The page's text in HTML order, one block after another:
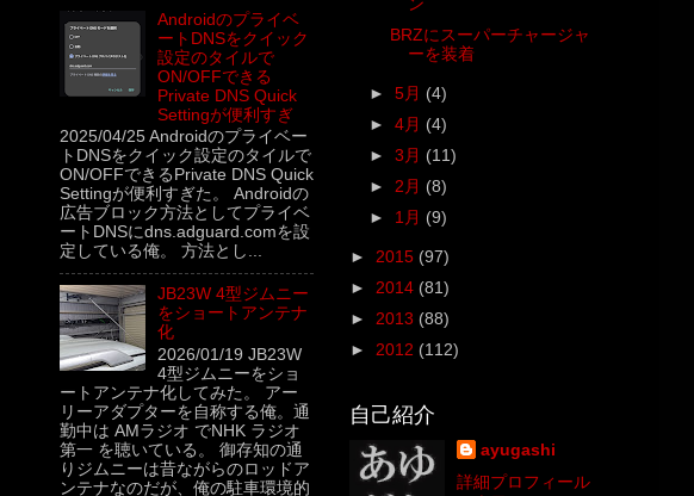
Androidのプライベ
ートDNSをクイック
設定のタイルで
ON/OFFできる
Private DNS Quick
Settingが便利すぎ
2025/04/25 Androidのプライベー
トDNSをクイック設定のタイルで
ON/OFFできるPrivate DNS Quick
Settingが便利すぎた。 Androidの
広告ブロック方法としてプライベ
ートDNSにdns.adguard.comを設
定している俺。 方法とし...
JB23W 4型ジムニー
をショートアンテナ
化
2026/01/19 JB23W
4型ジムニーをショ
ートアンテナ化してみた。 アー
リーアダプターを自称する俺。通
勤中は AMラジオ でNHK ラジオ
第一 を聴いている。 御存知の通
りジムニーは昔ながらのロッドア
ンテナなのだが、俺の駐車環境的
ン
BRZにスーパーチャージャ
ーを装着
►5月 (4)
►4月 (4)
►3月 (11)
►2月 (8)
► 1月 (9)
► 2015 (97)
► 2014 (81)
► 2013 (88)
► 2012 (112)
自己紹介
ayugashi
詳細プロフィール